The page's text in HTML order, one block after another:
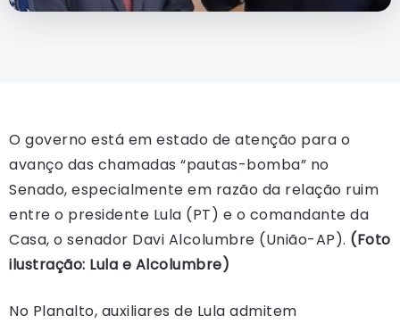
O governo está em estado de atenção para o
avanço das chamadas “pautas-bomba” no
Senado, especialmente em razão da relação ruim
entre o presidente Lula (PT) e o comandante da
Casa, o senador Davi Alcolumbre (União-AP). (Foto
ilustração: Lula e Alcolumbre)
No Planalto, auxiliares de Lula admitem